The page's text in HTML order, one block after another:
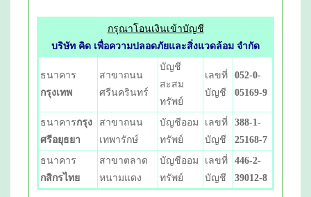
กรุณาโอนเงินเข้าบัญชี
บริษัท คิด เพื่อความปลอดภัยและสิ่งแวดล้อม จำกัด
ธนาคาร
กรุงเทพ
สาขาถนน
ศรีนครินทร์
บัญชี
สะสม
ทรัพย์
เลขที่
บัญชี
052-0-
05169-9
ธนาคารกรุง
ศรีอยุธยา
สาขาถนน
เทพารักษ์
บัญชีออม
ทรัพย์
เลขที่
บัญชี
388-1-
25168-7
ธนาคาร
กสิกรไทย
สาขาตลาด
หนามแดง
บัญชีออม
ทรัพย์
เลขที่
บัญชี
446-2-
39012-8